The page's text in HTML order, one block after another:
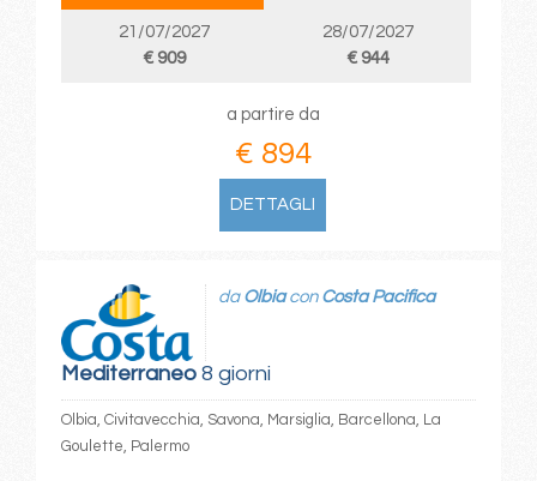
21/07/2027
€ 909
28/07/2027
€ 944
a partire da
€ 894
DETTAGLI
Mediterraneo8 giorni
da Olbiacon Costa Pacifica
Olbia, Civitavecchia, Savona, Marsiglia, Barcellona, La
Goulette, Palermo